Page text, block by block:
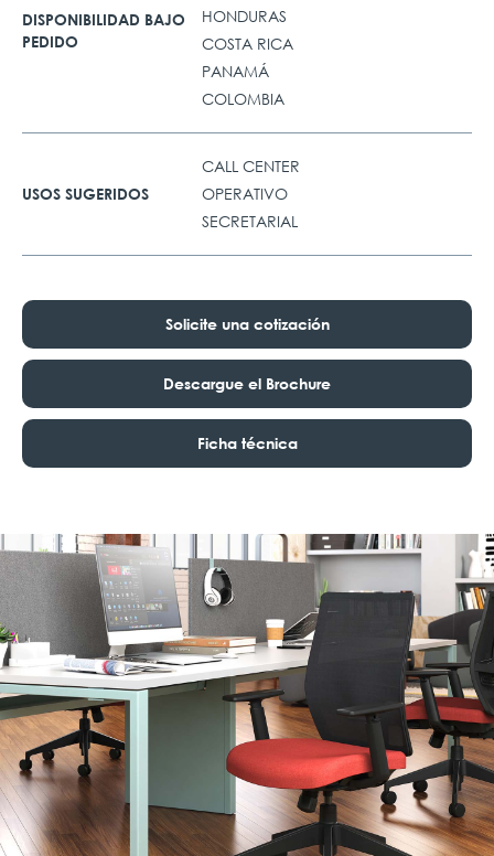
DISPONIBILIDAD BAJO
PEDIDO
HONDURAS
COSTA RICA
PANAMÁ
COLOMBIA
USOS SUGERIDOS
CALL CENTER
OPERATIVO
SECRETARIAL
Solicite una cotización
Descargue el Brochure
Ficha técnica